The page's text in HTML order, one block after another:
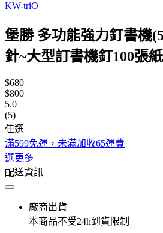
KW-triO
堡勝 多功能強力釘書機
針~大型訂書機釘100張紙
$680
$800
5.0
(5)
任選
滿599免運，未滿加收65運費
選更多
配送資訊
廠商出貨
本商品不受24h到貨限制